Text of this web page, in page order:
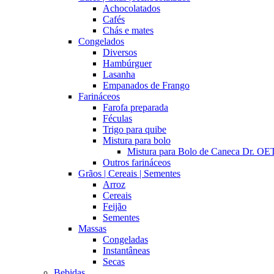
Achocolatados
Cafés
Chás e mates
Congelados
Diversos
Hambúrguer
Lasanha
Empanados de Frango
Farináceos
Farofa preparada
Féculas
Trigo para quibe
Mistura para bolo
Mistura para Bolo de Caneca Dr.
Outros farináceos
Grãos | Cereais | Sementes
Arroz
Cereais
Feijão
Sementes
Massas
Congeladas
Instantâneas
Secas